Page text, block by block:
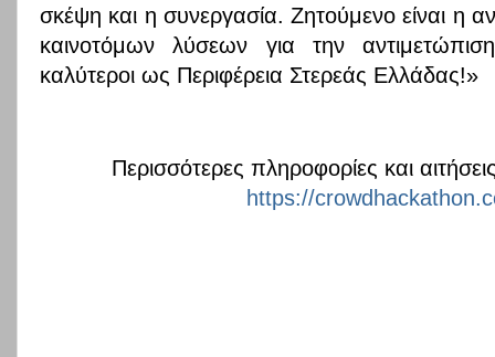
σκέψη και η συνεργασία. Ζητούμενο είναι η
καινοτόμων λύσεων για την
καλύτεροι ως Περιφέρεια Στερεάς Ελλάδας!»
Περισσότερες πληροφορίες και
https://